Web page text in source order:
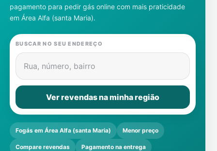
Cadastre-se
Gás
Contatos
pagamento para pedir gás online com mais praticidade
em Área Alfa (santa Maria).
BUSCAR NO SEU ENDEREÇO
Rua, número, bairro
Ver revendas na minha região
Fogás em Área Alfa (santa Maria) Menor preço
Compare revendas Pagamento na entrega